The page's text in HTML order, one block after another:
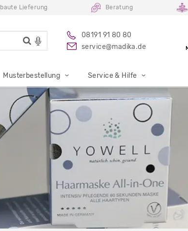
Lieferung Beratung
08191 91 80 80
service@madika.de
Musterbestellung Service & Hilfe